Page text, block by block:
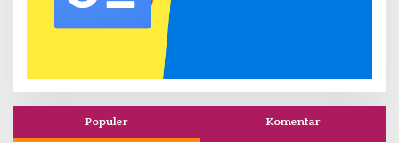
Populer Komentar